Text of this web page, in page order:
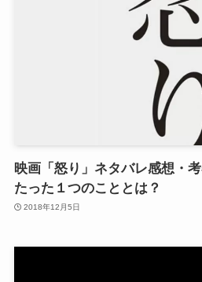
映画「怒り」ネタバレ感想・
たった１つのこととは？
2018年12月5日